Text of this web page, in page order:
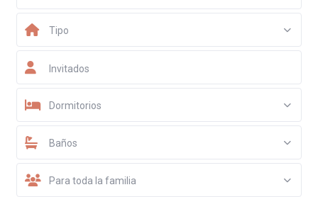
Tipo
Invitados
Dormitorios
Baños
Para toda la familia